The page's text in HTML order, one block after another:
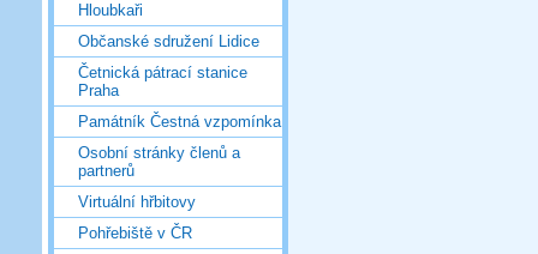
Hloubkaři
Občanské sdružení Lidice
Četnická pátrací stanice
Praha
Památník Čestná vzpomínka
Osobní stránky členů a
partnerů
Virtuální hřbitovy
Pohřebiště v ČR